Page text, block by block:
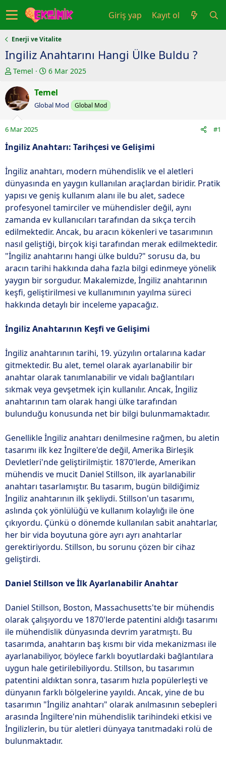
Giriş yap Kayıt ol
Enerji ve Vitalite
Ingiliz Anahtarını Hangi Ülke Buldu ?
K
n
u
y
u
b
a
ş
a
t
a
n
Temel
B
ş
l
ı
a
r
i
h
i
6 Mar 2025
Temel
Global Mod Global Mod
6 Mar 2025 #1
İngiliz Anahtarı: Tarihçesi ve Gelişimi
İngiliz anahtarı, modern mühendislik ve el aletleri
dünyasında en yaygın kullanılan araçlardan biridir. Pratik
yapısı ve geniş kullanım alanı ile bu alet, sadece
profesyonel tamirciler ve mühendisler değil, aynı
zamanda ev kullanıcıları tarafından da sıkça tercih
edilmektedir. Ancak, bu aracın kökenleri ve tasarımının
nasıl geliştiği, birçok kişi tarafından merak edilmektedir.
"İngiliz anahtarını hangi ülke buldu?" sorusu da, bu
aracın tarihi hakkında daha fazla bilgi edinmeye yönelik
yaygın bir sorgudur. Makalemizde, İngiliz anahtarının
keşfi, geliştirilmesi ve kullanımının yayılma süreci
hakkında detaylı bir inceleme yapacağız.
İngiliz Anahtarının Keşfi ve Gelişimi
İngiliz anahtarının tarihi, 19. yüzyılın ortalarına kadar
gitmektedir. Bu alet, temel olarak ayarlanabilir bir
anahtar olarak tanımlanabilir ve vidalı bağlantıları
sıkmak veya gevşetmek için kullanılır. Ancak, İngiliz
anahtarının tam olarak hangi ülke tarafından
bulunduğu konusunda net bir bilgi bulunmamaktadır.
Genellikle İngiliz anahtarı denilmesine rağmen, bu aletin
tasarımı ilk kez İngiltere'de değil, Amerika Birleşik
Devletleri'nde geliştirilmiştir. 1870'lerde, Amerikan
mühendis ve mucit Daniel Stillson, ilk ayarlanabilir
anahtarı tasarlamıştır. Bu tasarım, bugün bildiğimiz
İngiliz anahtarının ilk şekliydi. Stillson'un tasarımı,
aslında çok yönlülüğü ve kullanım kolaylığı ile öne
çıkıyordu. Çünkü o dönemde kullanılan sabit anahtarlar,
her bir vida boyutuna göre ayrı ayrı anahtarlar
gerektiriyordu. Stillson, bu sorunu çözen bir cihaz
geliştirdi.
Daniel Stillson ve İlk Ayarlanabilir Anahtar
Daniel Stillson, Boston, Massachusetts'te bir mühendis
olarak çalışıyordu ve 1870'lerde patentini aldığı tasarımı
ile mühendislik dünyasında devrim yaratmıştı. Bu
tasarımda, anahtarın baş kısmı bir vida mekanizması ile
ayarlanabiliyor, böylece farklı boyutlardaki bağlantılara
uygun hale getirilebiliyordu. Stillson, bu tasarımın
patentini aldıktan sonra, tasarım hızla popülerleşti ve
dünyanın farklı bölgelerine yayıldı. Ancak, yine de bu
tasarımın "İngiliz anahtarı" olarak anılmasının sebepleri
arasında İngiltere'nin mühendislik tarihindeki etkisi ve
İngilizlerin, bu tür aletleri dünyaya tanıtmadaki rolü de
bulunmaktadır.